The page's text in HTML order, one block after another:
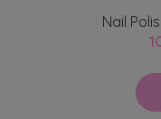
Nail